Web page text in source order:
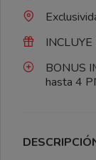
BONUS
hasta 4